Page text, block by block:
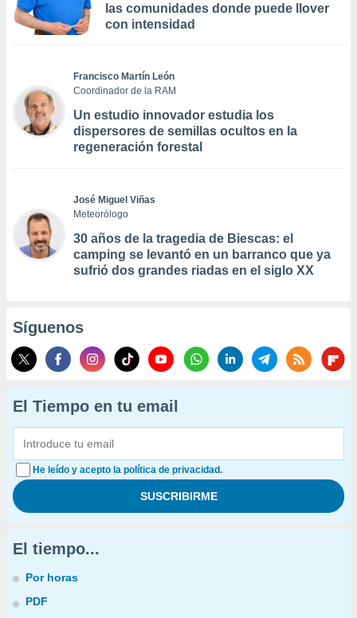
las comunidades donde puede llover
con intensidad
Francisco Martín León
Coordinador de la RAM
Un estudio innovador estudia los
dispersores de semillas ocultos en la
regeneración forestal
José Miguel Viñas
Meteorólogo
30 años de la tragedia de Biescas: el
camping se levantó en un barranco que ya
sufrió dos grandes riadas en el siglo XX
Síguenos
El Tiempo en tu email
He leído y acepto la política de privacidad.
El tiempo...
Por horas
PDF